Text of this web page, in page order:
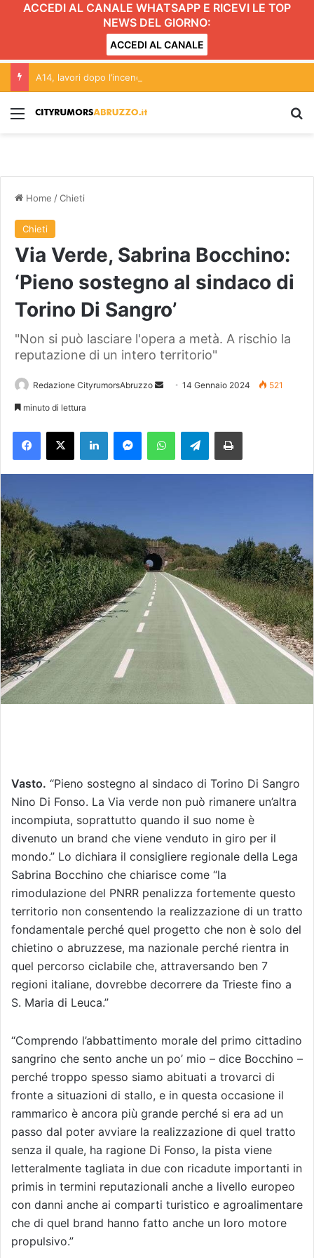
ACCEDI AL CANALE WHATSAPP E RICEVI LE TOP
NEWS DEL GIORNO:
ACCEDI AL CANALE
Menu
Home /Chieti
Chieti
Via Verde, Sabrina Bocchino:
‘Pieno sostegno al sindaco di
Torino Di Sangro’
"Non si può lasciare l'opera a metà. A rischio la
reputazione di un intero territorio"
Redazione CityrumorsAbruzzo
a
m
a
i
14 Gennaio 2024 521
minuto di lettura
Telegram
Vasto. “Pieno sostegno al sindaco di Torino Di Sangro
Nino Di Fonso. La Via verde non può rimanere un’altra
incompiuta, soprattutto quando il suo nome è
divenuto un brand che viene venduto in giro per il
mondo.” Lo dichiara il consigliere regionale della Lega
Sabrina Bocchino che chiarisce come “la
rimodulazione del PNRR penalizza fortemente questo
territorio non consentendo la realizzazione di un tratto
fondamentale perché quel progetto che non è solo del
chietino o abruzzese, ma nazionale perché rientra in
quel percorso ciclabile che, attraversando ben 7
regioni italiane, dovrebbe decorrere da Trieste fino a
S. Maria di Leuca.”
“Comprendo l’abbattimento morale del primo cittadino
sangrino che sento anche un po’ mio – dice Bocchino –
perché troppo spesso siamo abituati a trovarci di
fronte a situazioni di stallo, e in questa occasione il
rammarico è ancora più grande perché si era ad un
passo dal poter avviare la realizzazione di quel tratto
senza il quale, ha ragione Di Fonso, la pista viene
letteralmente tagliata in due con ricadute importanti in
primis in termini reputazionali anche a livello europeo
con danni anche ai comparti turistico e agroalimentare
che di quel brand hanno fatto anche un loro motore
propulsivo.”